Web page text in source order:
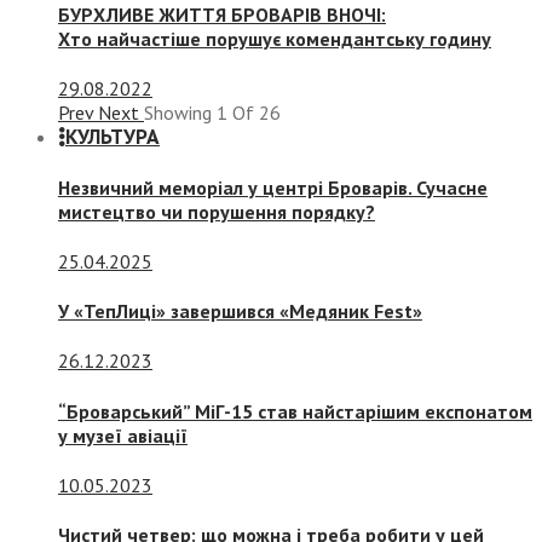
БУРХЛИВЕ ЖИТТЯ БРОВАРІВ ВНОЧІ:
Хто найчастіше порушує комендантську годину
29.08.2022
Prev Next Showing 1 Of 26
КУЛЬТУРА
Незвичний меморіал у центрі Броварів. Сучасне
мистецтво чи порушення порядку?
25.04.2025
У «ТепЛиці» завершився «Медяник Fest»
26.12.2023
“Броварський” МіГ-15 став найстарішим експонатом
у музеї авіації
10.05.2023
Чистий четвер: що можна і треба робити у цей